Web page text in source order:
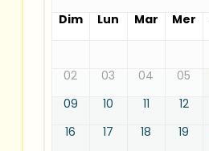
Dim
Lun Mar Mer
02
03 04 05
09
10 11 12
16
17 18 19